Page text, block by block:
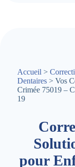
Accueil >
Dentaires > Vos
Crimée 75019 –
19
pour